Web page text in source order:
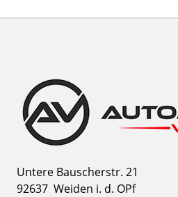
Untere Bauscherstr. 21
92637 Weiden i. d. OPf